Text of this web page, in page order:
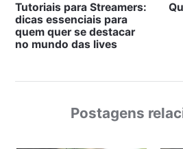
Tutoriais para Streamers:
dicas essenciais para
quem quer se destacar
no mundo das lives
Postagens